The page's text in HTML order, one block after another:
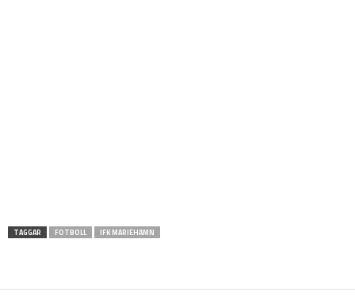
TAGGAR FOTBOLL IFK MARIEHAMN